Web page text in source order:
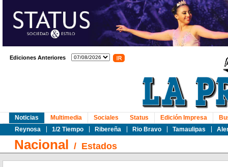
Ediciones Anteriores
Noticias
Reynosa
1/2 Tiempo Ribereña Rio Bravo Tamaulipas
Multimedia Sociales Status Edición Impresa
Nacional / Estados